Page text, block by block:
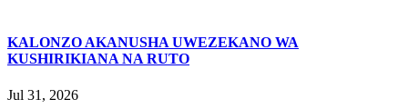
KALONZO AKANUSHA UWEZEKANO WA
KUSHIRIKIANA NA RUTO
Jul 31, 2026